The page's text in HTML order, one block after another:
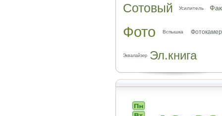
Сотовый Усилитель
Фото Вспышка
Эквалайзер Эл.книга